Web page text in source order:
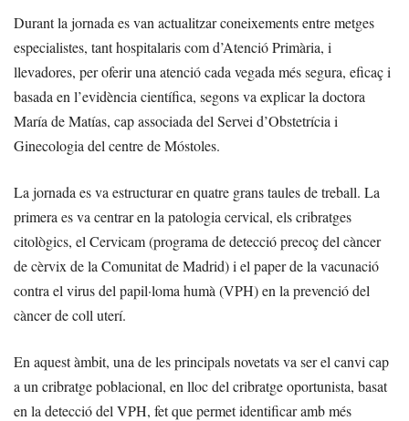
Durant la jornada es van actualitzar coneixements entre metges
especialistes, tant hospitalaris com d’Atenció Primària, i
llevadores, per oferir una atenció cada vegada més segura, eficaç i
basada en l’evidència científica, segons va explicar la doctora
María de Matías, cap associada del Servei d’Obstetrícia i
Ginecologia del centre de Móstoles.
La jornada es va estructurar en quatre grans taules de treball. La
primera es va centrar en la patologia cervical, els cribratges
citològics, el Cervicam (programa de detecció precoç del càncer
de cèrvix de la Comunitat de Madrid) i el paper de la vacunació
contra el virus del papil·loma humà (VPH) en la prevenció del
càncer de coll uterí.
En aquest àmbit, una de les principals novetats va ser el canvi cap
a un cribratge poblacional, en lloc del cribratge oportunista, basat
en la detecció del VPH, fet que permet identificar amb més